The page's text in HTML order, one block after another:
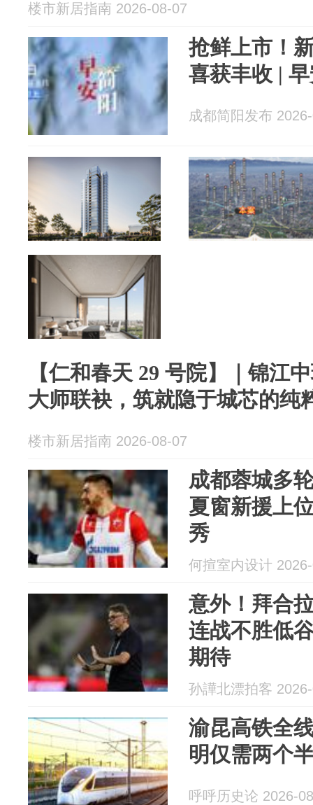
楼市新居指南 2026-08-07
抢鲜上市！
喜获丰收 |
成都简阳发布
【仁和春天 29 号院】｜锦江
大师联袂，筑就隐于城芯的纯
楼市新居指南 2026-08-07
成都蓉城多
夏窗新援上
秀
何揎室内设计
意外！拜合
连战不胜低
期待
孙譁北漂拍客
渝昆高铁全
明仅需两个
呼呼历史论 2026-